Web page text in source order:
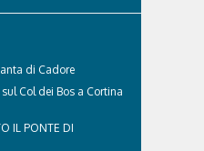
entrare in una...
di Cadore
Col dei Bos a Cortina
IL PONTE DI